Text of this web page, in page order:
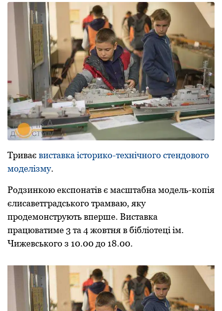
Триває виставка історико-технічного стендового
моделізму.
Родзинкою експонатів є масштабна модель-копія
єлисаветградського трамваю, яку
продемонструють вперше. Виставка
працюватиме 3 та 4 жовтня в бібліотеці ім.
Чижевського з 10.00 до 18.00.